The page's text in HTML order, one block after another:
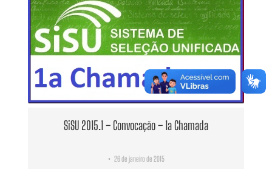
SiSU 2015.1 – Convocação – 1a Chamada
• 26 de janeiro de 2015